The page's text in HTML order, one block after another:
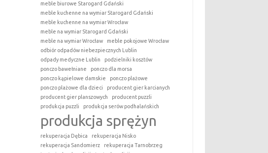
meble biurowe Starogard Gdański
meble kuchenne na wymiar Starogard Gdański
meble kuchenne na wymiar Wrocław
meble na wymiar Starogard Gdański
meble na wymiar Wrocław
meble pokojowe Wrocław
odbiór odpadów niebezpiecznych Lublin
odpady medyczne Lublin
podzielniki kosztów
ponczo bawełniane
ponczo dla morsa
ponczo kąpielowe damskie
ponczo plażowe
ponczo plażowe dla dzieci
producent gier karcianych
producent gier planszowych
producent puzzli
produkcja puzzli
produkcja serów podhalańskich
produkcja sprężyn
rekuperacja Dębica
rekuperacja Nisko
rekuperacja Sandomierz
rekuperacja Tarnobrzeg